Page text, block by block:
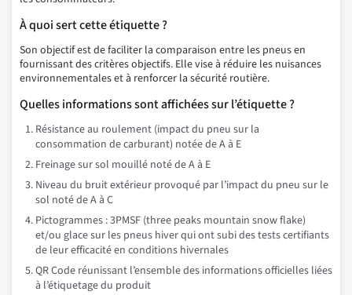
À quoi sert cette étiquette ?
Son objectif est de faciliter la comparaison entre les pneus en
fournissant des critères objectifs. Elle vise à réduire les nuisances
environnementales et à renforcer la sécurité routière.
Quelles informations sont affichées sur l’étiquette ?
Résistance au roulement (impact du pneu sur la
consommation de carburant) notée de A à E
Freinage sur sol mouillé noté de A à E
Niveau du bruit extérieur provoqué par l’impact du pneu sur le
sol noté de A à C
Pictogrammes : 3PMSF (three peaks mountain snow flake)
et/ou glace sur les pneus hiver qui ont subi des tests certifiants
de leur efficacité en conditions hivernales
QR Code réunissant l’ensemble des informations officielles liées
à l’étiquetage du produit